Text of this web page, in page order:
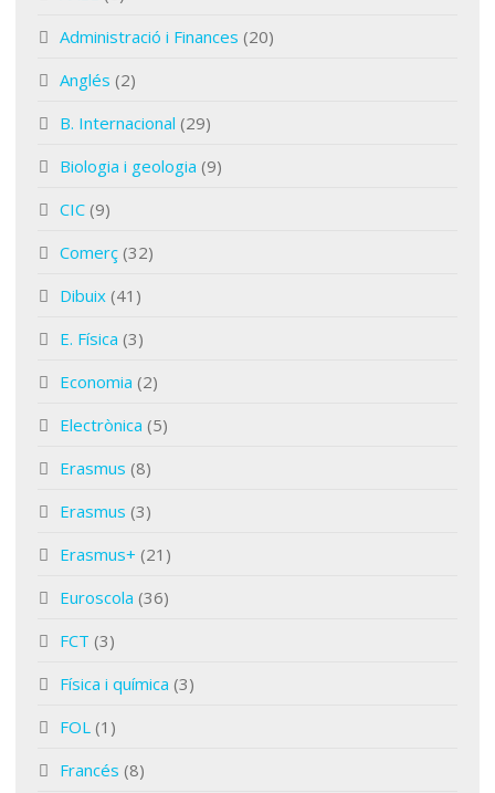
Administració i Finances (20)
Anglés (2)
B. Internacional (29)
Biologia i geologia (9)
CIC (9)
Comerç (32)
Dibuix (41)
E. Física (3)
Economia (2)
Electrònica (5)
Erasmus (8)
Erasmus (3)
Erasmus+ (21)
Euroscola (36)
FCT (3)
Física i química (3)
FOL (1)
Francés (8)